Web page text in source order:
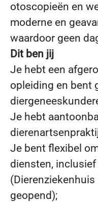
otoscopieën en
moderne en
waardoor geen
Dit ben jij
Je hebt een
opleiding en bent
Je hebt
Je bent flexibel
diensten,
geopend);